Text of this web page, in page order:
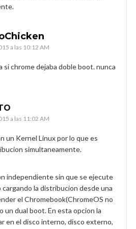
a las 10:12 AM
si chrome dejaba doble boot. nunca
a las 11:02 AM
un Kernel Linux por lo que es
simultaneamente.
independiente sin que se ejecute
la distribucion desde una
el Chromebook(ChromeOS no
un dual boot. En esta opcion la
en el disco interno, disco externo,